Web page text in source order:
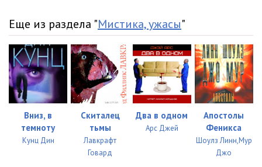
Еще из раздела "Мистика, ужасы"
Вниз, в
темноту
Кунц Дин
Скиталец
тьмы
Лавкрафт
Говард
Два в одном
Арс Джей
Апостолы
Феникса
Шоулз Линн,Мур
Джо